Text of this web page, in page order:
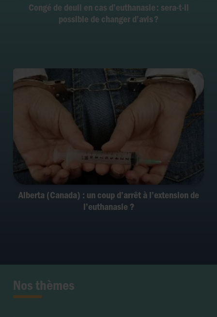
Congé de deuil en cas d’euthanasie : sera-t-il
possible de changer d’avis ?
Alberta (Canada) : un coup d’arrêt à l’extension de
l’euthanasie ?
Nos thèmesFertilité et grossesse